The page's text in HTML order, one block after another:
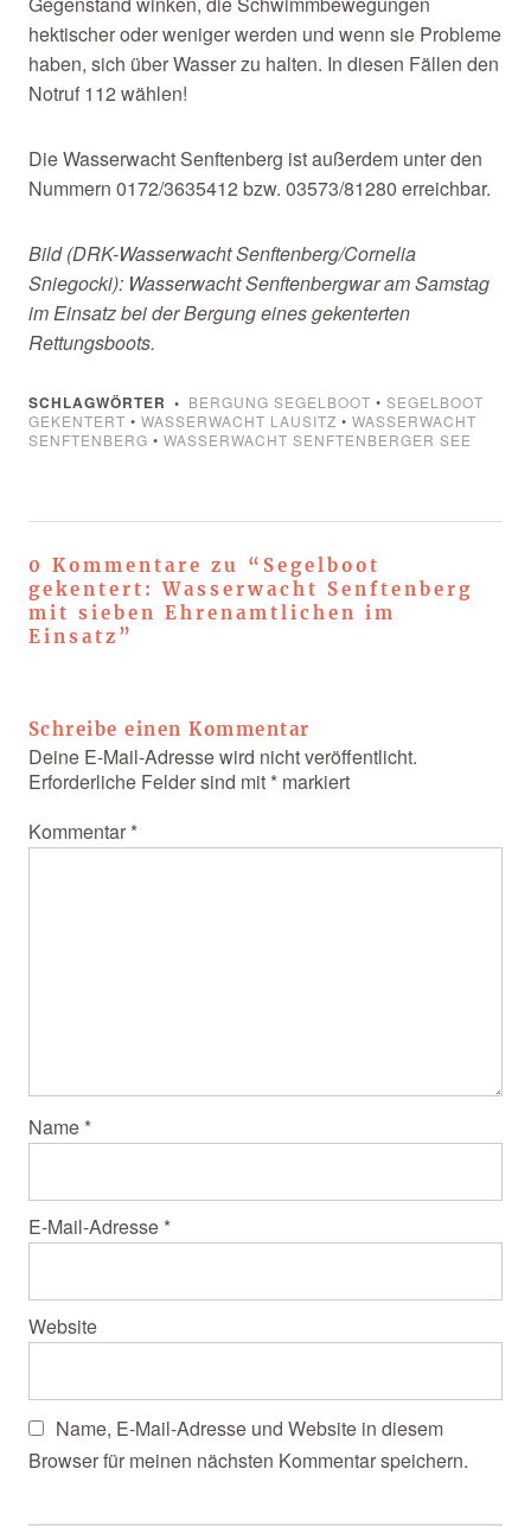
hektischer oder weniger werden und wenn sie Probleme
haben, sich über Wasser zu halten. In diesen Fällen den
Notruf 112 wählen!
Die Wasserwacht Senftenberg ist außerdem unter den
Nummern 0172/3635412 bzw. 03573/81280 erreichbar.
Bild (DRK-Wasserwacht Senftenberg/Cornelia
Sniegocki): Wasserwacht Senftenbergwar am Samstag
im Einsatz bei der Bergung eines gekenterten
Rettungsboots.
SCHLAGWÖRTER BERGUNG SEGELBOOT • SEGELBOOT
GEKENTERT • WASSERWACHT LAUSITZ • WASSERWACHT
SENFTENBERG • WASSERWACHT SENFTENBERGER SEE
0 Kommentare zu “ Segelboot
gekentert: Wasserwacht Senftenberg
mit sieben Ehrenamtlichen im
Einsatz ”
Schreibe einen Kommentar
Deine E-Mail-Adresse wird nicht veröffentlicht.
Erforderliche Felder sind mit *markiert
Kommentar *
Name *
E-Mail-Adresse *
Website
Name, E-Mail-Adresse und Website in diesem
Browser für meinen nächsten Kommentar speichern.